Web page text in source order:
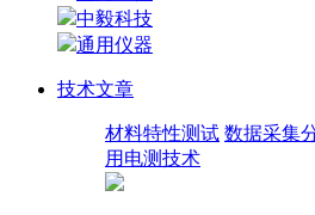
中毅科技
通用仪器
技术文章
材料特性测试 数据采集
用电测技术